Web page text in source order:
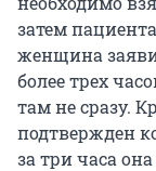
затем
женщина
более трех
там не сразу.
подтвержден
за три часа